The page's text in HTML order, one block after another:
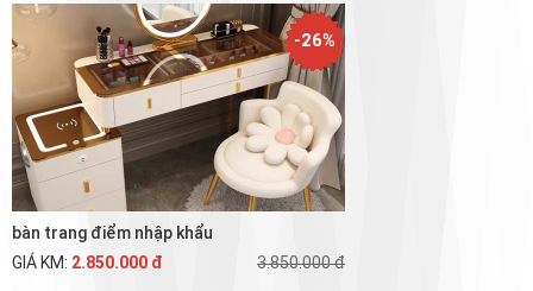
bàn trang điểm nhập khẩu
GIÁ KM: 2.850.000 đ 3.850.000 đ
-26%